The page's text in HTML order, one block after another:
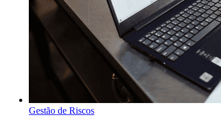
Gestão de Riscos